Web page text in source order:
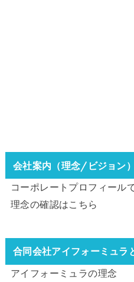
会社案内（理念/ビジョン
コーポレートプロフィール
理念の確認はこちら
合同会社アイフォーミュラ
アイフォーミュラの理念